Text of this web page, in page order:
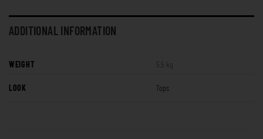
ADDITIONAL INFORMATION
WEIGHT 5,5 kg
LOOK Tops